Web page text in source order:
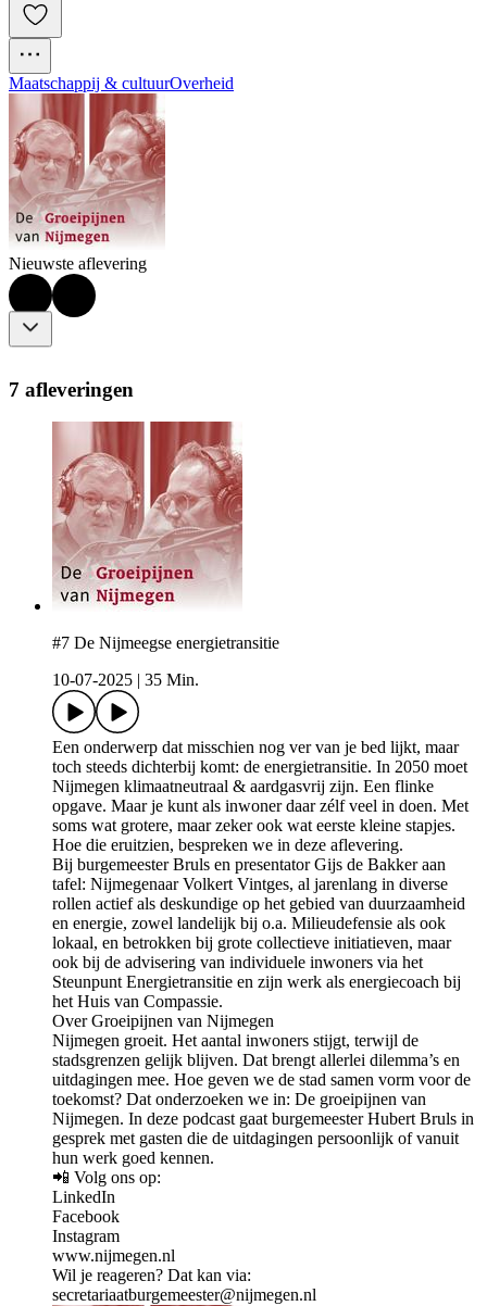
Maatschappij & cultuurOverheid
Nieuwste aflevering
7 afleveringen
#7 De Nijmeegse energietransitie
10-07-2025
35 Min.
Een onderwerp dat misschien nog ver van je bed lijkt, maar
toch steeds dichterbij komt: de energietransitie. In 2050 moet
Nijmegen klimaatneutraal & aardgasvrij zijn. Een flinke
opgave. Maar je kunt als inwoner daar zélf veel in doen. Met
soms wat grotere, maar zeker ook wat eerste kleine stapjes.
Hoe die eruitzien, bespreken we in deze aflevering.
Bij burgemeester Bruls en presentator Gijs de Bakker aan
tafel: Nijmegenaar Volkert Vintges, al jarenlang in diverse
rollen actief als deskundige op het gebied van duurzaamheid
en energie, zowel landelijk bij o.a. Milieudefensie als ook
lokaal, en betrokken bij grote collectieve initiatieven, maar
ook bij de advisering van individuele inwoners via het
Steunpunt Energietransitie en zijn werk als energiecoach bij
het Huis van Compassie.
Over Groeipijnen van Nijmegen
Nijmegen groeit. Het aantal inwoners stijgt, terwijl de
stadsgrenzen gelijk blijven. Dat brengt allerlei dilemma’s en
uitdagingen mee. Hoe geven we de stad samen vorm voor de
toekomst? Dat onderzoeken we in: De groeipijnen van
Nijmegen. In deze podcast gaat burgemeester Hubert Bruls in
gesprek met gasten die de uitdagingen persoonlijk of vanuit
hun werk goed kennen.
📲 Volg ons op:
LinkedIn
Facebook
Instagram
www.nijmegen.nl
Wil je reageren? Dat kan via:
secretariaatburgemeester@nijmegen.nl